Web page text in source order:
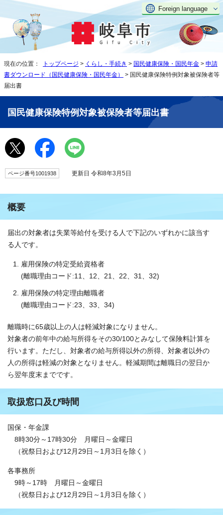
Foreign language
現在の位置： トップページ > くらし・手続き > 国民健康保険・国民年金 > 申請
書ダウンロード（国民健康保険・国民年金）
> 国民健康保険特例対象被保険者等
届出書
国民健康保険特例対象被保険者等届出書
ページ番号1001938 更新日 令和8年3月5日
概要
届出の対象者は失業等給付を受ける人で下記のいずれかに該当す
る人です。
雇用保険の特定受給資格者
(離職理由コード:11、12、21、22、31、32)
雇用保険の特定理由離職者
(離職理由コード:23、33、34)
離職時に65歳以上の人は軽減対象になりません。
対象者の前年中の給与所得をその30/100とみなして保険料計算を
行います。ただし、対象者の給与所得以外の所得、対象者以外の
人の所得は軽減の対象となりません。軽減期間は離職日の翌日か
ら翌年度末までです。
取扱窓口及び時間
国保・年金課
8時30分～17時30分 月曜日～金曜日
（祝祭日および12月29日～1月3日を除く）
各事務所
9時～17時 月曜日～金曜日
（祝祭日および12月29日～1月3日を除く）